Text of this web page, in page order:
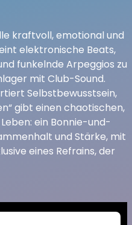
kraftvoll, emotional und
elektronische Beats,
funkelnde Arpeggios zu
mit Club-Sound.
Selbstbewusstsein,
gibt einen chaotischen,
ein Bonnie-und-
und Stärke, mit
eines Refrains, der